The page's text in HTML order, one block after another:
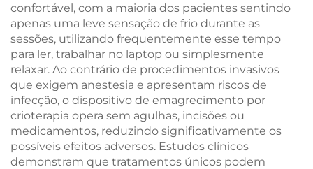
confortável, com a maioria dos pacientes sentindo
apenas uma leve sensação de frio durante as
sessões, utilizando frequentemente esse tempo
para ler, trabalhar no laptop ou simplesmente
relaxar. Ao contrário de procedimentos invasivos
que exigem anestesia e apresentam riscos de
infecção, o dispositivo de emagrecimento por
crioterapia opera sem agulhas, incisões ou
medicamentos, reduzindo significativamente os
possíveis efeitos adversos. Estudos clínicos
demonstram que tratamentos únicos podem